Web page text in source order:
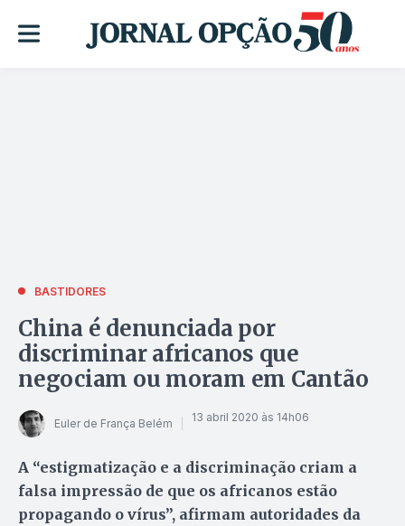
BASTIDORES
China é denunciada por
discriminar africanos que
negociam ou moram em Cantão
Euler de França Belém 13 abril 2020 às 14h06
A “estigmatização e a discriminação criam a
falsa impressão de que os africanos estão
propagando o vírus”, afirmam autoridades da